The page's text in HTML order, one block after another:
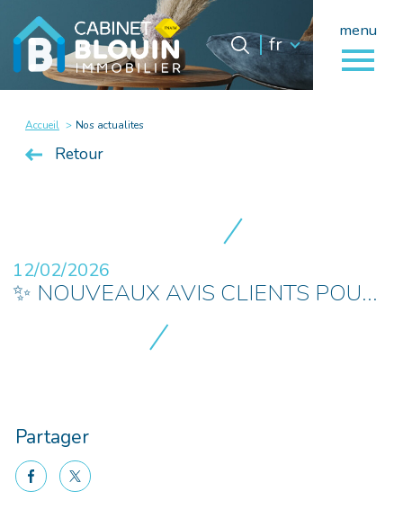
menu
Langue
fr
Accueil 0 Langue
fr
Accueil Nos actualites
Retour
12/02/2026
✨ NOUVEAUX AVIS CLIENTS POU...
Partager
facebooktwitter